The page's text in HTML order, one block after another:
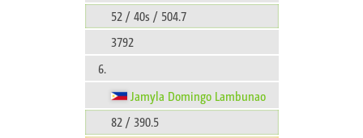
52 / 40s / 504.7
3792
6.
Jamyla Domingo Lambunao
82 / 390.5